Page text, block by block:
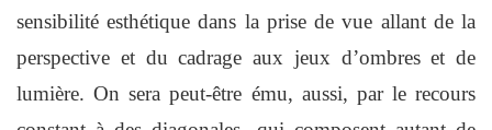
sensibilité esthétique dans la prise de vue allant de la
perspective et du cadrage aux jeux d’ombres et de
lumière. On sera peut-être ému, aussi, par le recours